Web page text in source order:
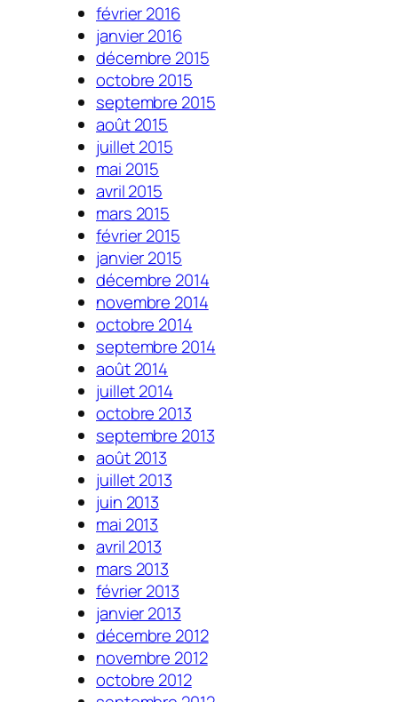
février 2016
janvier 2016
décembre 2015
octobre 2015
septembre 2015
août 2015
juillet 2015
mai 2015
avril 2015
mars 2015
février 2015
janvier 2015
décembre 2014
novembre 2014
octobre 2014
septembre 2014
août 2014
juillet 2014
octobre 2013
septembre 2013
août 2013
juillet 2013
juin 2013
mai 2013
avril 2013
mars 2013
février 2013
janvier 2013
décembre 2012
novembre 2012
octobre 2012